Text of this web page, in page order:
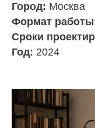
Город: Москва
Формат
Сроки
Год: 2024